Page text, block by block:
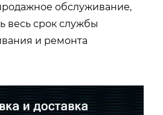
обслуживание,
весь срок службы
и ремонта